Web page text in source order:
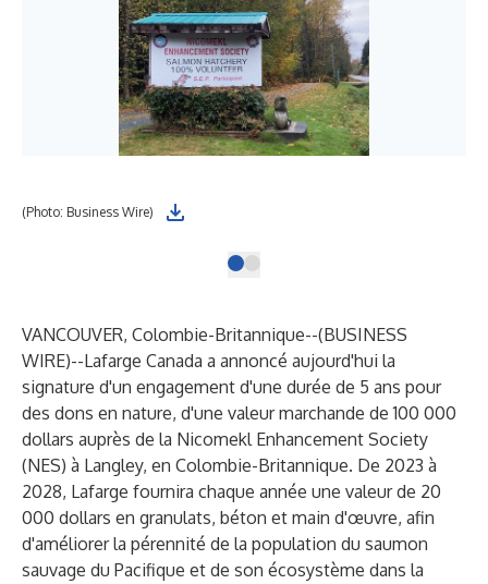
(Photo: Business Wire)
VANCOUVER, Colombie-Britannique--(BUSINESS
WIRE)--Lafarge Canada a annoncé aujourd'hui la
signature d'un engagement d'une durée de 5 ans pour
des dons en nature, d'une valeur marchande de 100 000
dollars auprès de la Nicomekl Enhancement Society
(NES) à Langley, en Colombie-Britannique. De 2023 à
2028, Lafarge fournira chaque année une valeur de 20
000 dollars en granulats, béton et main d'œuvre, afin
d'améliorer la pérennité de la population du saumon
sauvage du Pacifique et de son écosystème dans la